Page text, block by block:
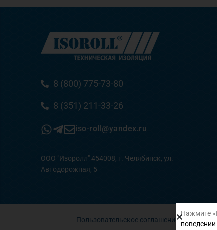
8 (800) 775-73-80
8 (351) 211-33-26
iso-roll@yandex.ru
ООО "Изоролл" 454008, г. Челябинск, ул.
Автодорожная, 5
Пользовательское соглашение
Нажмите
поведении